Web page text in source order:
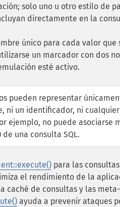
solo uno u otro estilo de
directamente en la
único para cada valor
un marcador con dos
esté activo.
pueden representar
ni un identificador, ni
ejemplo, no puede asociarse
una consulta SQL.
para las
el rendimiento de la
de consultas y las
ayuda a prevenir ataques